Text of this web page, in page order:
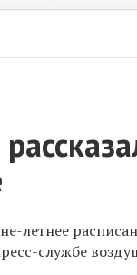
летнее
службе